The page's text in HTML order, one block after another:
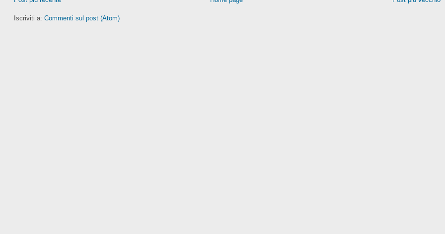
Iscriviti a: Commenti sul post (Atom)